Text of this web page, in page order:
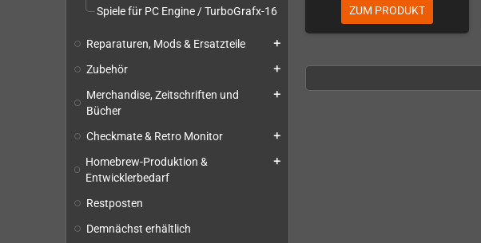
Spiele für PC Engine / TurboGrafx-16
Reparaturen, Mods & Ersatzteile add
Zubehör add
Merchandise, Zeitschriften und
Bücher
add
Checkmate & Retro Monitor add
Homebrew-Produktion &
Entwicklerbedarf
add
Restposten
Demnächst erhältlich
ZUM PRODUKT